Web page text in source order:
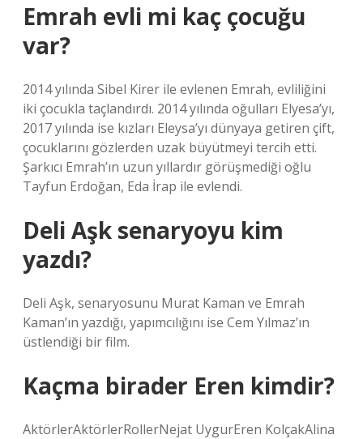
Emrah evli mi kaç çocuğu
var?
2014 yılında Sibel Kirer ile evlenen Emrah, evliliğini
iki çocukla taçlandırdı. 2014 yılında oğulları Elyesa’yı,
2017 yılında ise kızları Eleysa’yı dünyaya getiren çift,
çocuklarını gözlerden uzak büyütmeyi tercih etti.
Şarkıcı Emrah’ın uzun yıllardır görüşmediği oğlu
Tayfun Erdoğan, Eda İrap ile evlendi.
Deli Aşk senaryoyu kim
yazdı?
Deli Aşk, senaryosunu Murat Kaman ve Emrah
Kaman’ın yazdığı, yapımcılığını ise Cem Yılmaz’ın
üstlendiği bir film.
Kaçma birader Eren kimdir?
AktörlerAktörlerRollerNejat UygurEren KolçakAlina